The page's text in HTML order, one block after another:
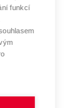
funkcí